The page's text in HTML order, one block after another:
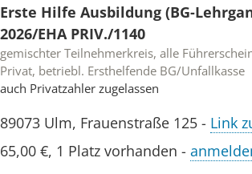
Erste Hilfe Ausbildung (BG-
2026/EHA PRIV./1140
gemischter Teilnehmerkreis, alle
Privat, betriebl. Ersthelfende BG/Unfallkasse
auch Privatzahler zugelassen
89073 Ulm, Frauenstraße 125 - Link
65,00 €, 1 Platz vorhanden -